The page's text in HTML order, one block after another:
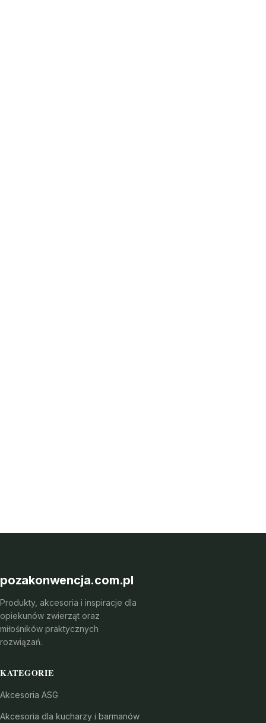
pozakonwencja.com.pl
Produkty, akcesoria i inspiracje dla
opiekunów zwierząt oraz
miłośników praktycznych
rozwiązań.
KATEGORIE
Akcesoria ASG
Akcesoria dla kucharzy i barmanów